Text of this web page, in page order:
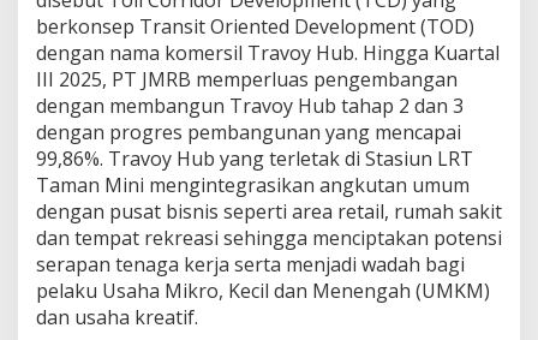
berkonsep Transit Oriented Development (TOD)
dengan nama komersil Travoy Hub. Hingga Kuartal
III 2025, PT JMRB memperluas pengembangan
dengan membangun Travoy Hub tahap 2 dan 3
dengan progres pembangunan yang mencapai
99,86%. Travoy Hub yang terletak di Stasiun LRT
Taman Mini mengintegrasikan angkutan umum
dengan pusat bisnis seperti area retail, rumah sakit
dan tempat rekreasi sehingga menciptakan potensi
serapan tenaga kerja serta menjadi wadah bagi
pelaku Usaha Mikro, Kecil dan Menengah (UMKM)
dan usaha kreatif.